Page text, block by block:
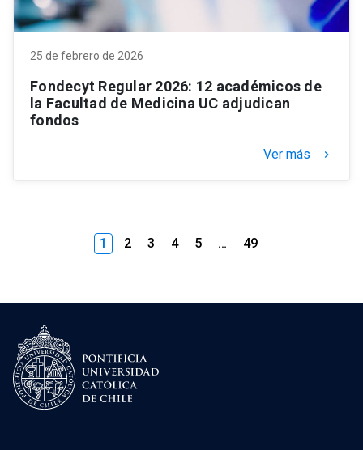
25 de febrero de 2026
Fondecyt Regular 2026: 12 académicos de
la Facultad de Medicina UC adjudican
fondos
Ver más keyboard_arrow_right
1 2 3 4 5 … 49